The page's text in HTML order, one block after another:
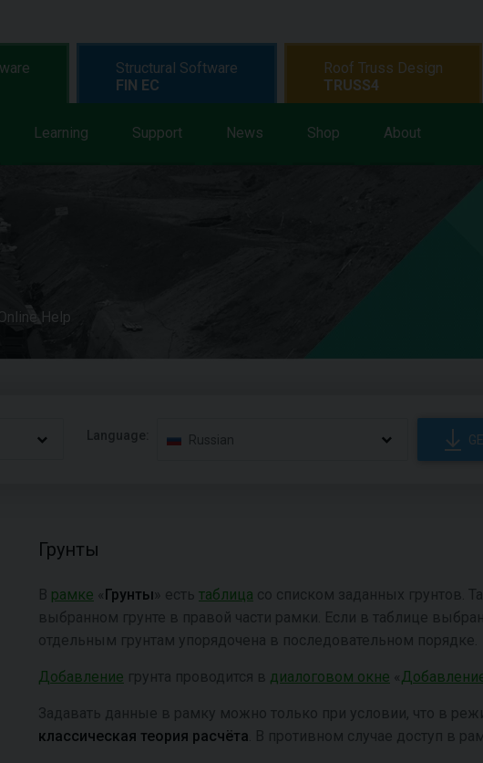
Learning Support News Shop About
Structural Software
FIN EC
Roof Truss Design
TRUSS4
Help
Language: Russian
Грунты
В рамке « Грунты » есть таблица со списком заданных грунтов.
выбранном грунте в правой части рамки. Если в таблице
отдельным грунтам упорядочена в последовательном порядке.
Добавление грунта проводится в диалоговом окне «
Задавать данные в рамку можно только при условии, что в
классическая теория расчёта . В противном случае доступ в